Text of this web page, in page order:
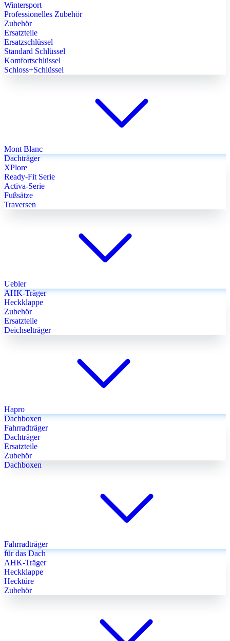
Wintersport
Professionelles Zubehör
Zubehör
Ersatzteile
Ersatzschlüssel
Standard Schlüssel
Komfortschlüssel
Schloss+Schlüssel
Mont Blanc
Dachträger
XPlore
Ready-Fit Serie
Activa-Serie
Fußsätze
Traversen
Uebler
AHK-Träger
Heckklappe
Zubehör
Ersatzteile
Deichselträger
Hapro
Dachboxen
Fahrradträger
Dachträger
Ersatzteile
Zubehör
Dachboxen
Fahrradträger
für das Dach
AHK-Träger
Heckklappe
Hecktüre
Zubehör